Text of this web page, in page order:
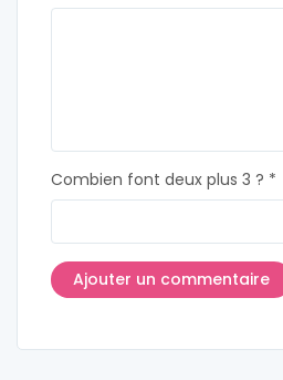
Combien font deux plus 3 ? *